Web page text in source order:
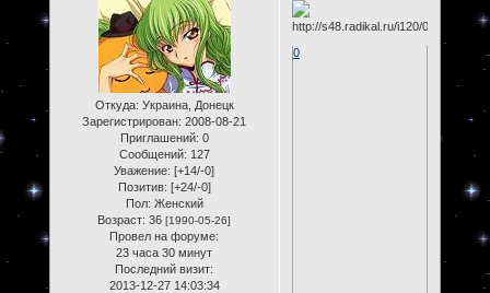
Откуда: Украина, Донецк
Зарегистрирован: 2008-08-21
Приглашений: 0
Сообщений: 127
Уважение: [+14/-0]
Позитив: [+24/-0]
Пол: Женский
Возраст: 36[1990-05-26]
Провел на форуме:
23 часа 30 минут
Последний визит:
2013-12-27 14:03:34
0